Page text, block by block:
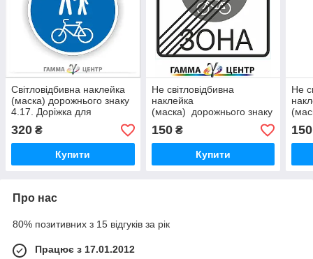
Світловідбивна наклейка
(маска) дорожнього знаку
4.17. Доріжка для
пішоходів і велосипедистів
320 ₴
Купити
Не світловідбивна
наклейка
(маска) дорожнього знаку
5.91 Кінець зони для
пішоходів та
велосипедистів
150₴
Купити
Не
150
Про нас
80% позитивних з 15 відгуків за рік
Працює з 17.01.2012